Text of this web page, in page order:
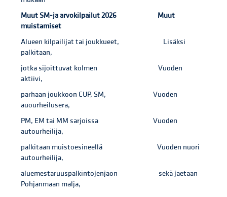
Muut SM-ja arvokilpailut 2026 Muut
muistamiset
Alueen kilpailijat tai joukkueet, Lisäksi
palkitaan,
jotka sijoittuvat kolmen Vuoden
aktiivi,
parhaan joukkoon CUP, SM, Vuoden
auourheilusera,
PM, EM tai MM sarjoissa Vuoden
autourheilija,
palkitaan muistoesineellä Vuoden nuori
autourheilija,
aluemestaruuspalkintojenjaon sekä jaetaan
Pohjanmaan malja,